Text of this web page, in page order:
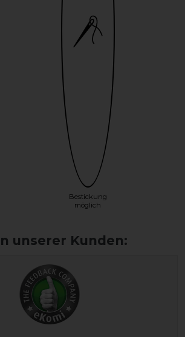
Bestickung
möglich